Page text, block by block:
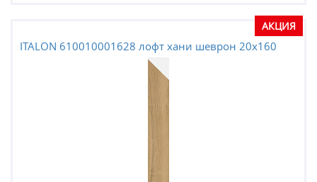
АКЦИЯ
ITALON 610010001628 лофт хани шеврон 20x160